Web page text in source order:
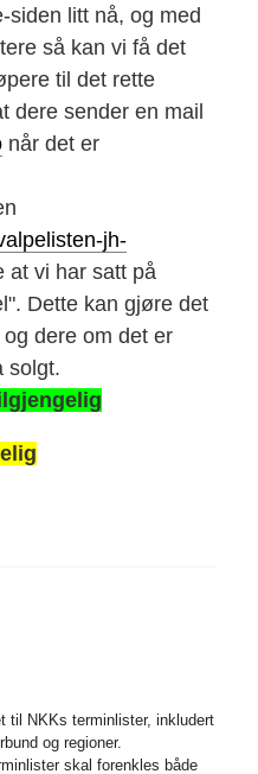
siden litt nå, og med
så kan vi få det
til det rette
dere sender en mail
når det er
jh-
at vi har satt på
Dette kan gjøre det
dere om det er
solgt.
til NKKs terminlister, inkludert
og regioner.
skal forenkles både